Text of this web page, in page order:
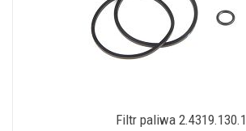
Filtr paliwa 2.4319.130.1